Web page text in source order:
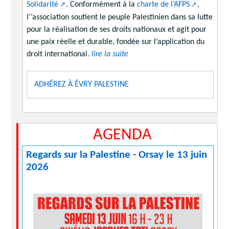
Solidarité
. Conformément à la charte de l’AFPS
,
l’’association soutient le peuple Palestinien dans sa lutte
pour la réalisation de ses droits nationaux et agit pour
une paix réelle et durable, fondée sur l’application du
droit international. lire la suite
ADHÉREZ À ÉVRY PALESTINE
AGENDA
Regards sur la Palestine - Orsay le 13 juin
2026